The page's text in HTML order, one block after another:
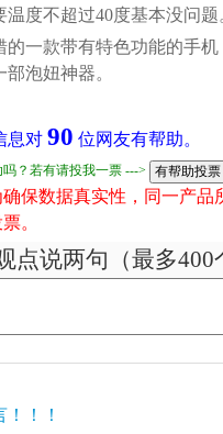
温度不超过40度基本没问题
的一款带有特色功能的手
泡妞神器。
息对 90 位网友有帮助。
？若有请投我一票 --->
保数据真实性，同一产
。
点说两句（最多400
！！